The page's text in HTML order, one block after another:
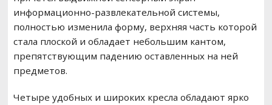
информационно-развлекательной системы,
полностью изменила форму, верхняя часть которой
стала плоской и обладает небольшим кантом,
препятствующим падению оставленных на ней
предметов.
Четыре удобных и широких кресла обладают ярко